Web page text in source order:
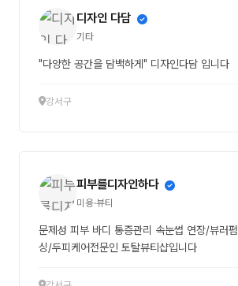
디자인 다담
기타
"다양한 공간을 담백하게" 디자인다담 입니다
강서구
피부를디자인하다
미용·뷰티
문제성 피부 바디 통증관리 속눈썹 연장/뷰러
싱/두피케어전문인 토탈뷰티샵입니다